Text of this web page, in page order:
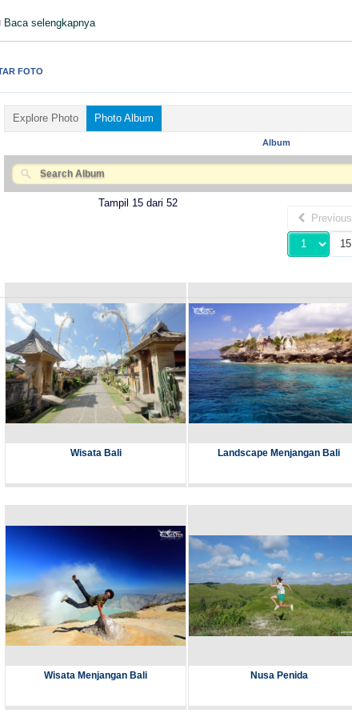
Baca selengkapnya
FOTO
Explore Photo Photo Album
Album
Tampil 15 dari 52
Previous
Wisata Bali Landscape Menjangan Bali
Wisata Menjangan Bali Nusa Penida